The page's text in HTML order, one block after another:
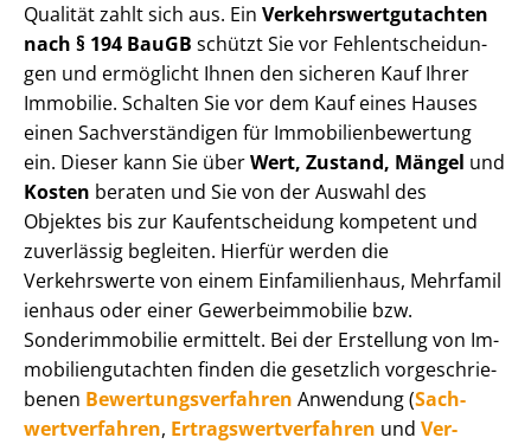
Qualität zahlt sich aus. Ein Ver­kehrs­wert­gut­ach­ten
nach § 194 BauGB schützt Sie vor Fehl­ent­schei­dun­
gen und ermöglicht Ihnen den sicheren Kauf Ihrer
Immobilie. Schalten Sie vor dem Kauf eines Hauses
einen Sach­ver­stän­di­gen für Im­mo­bi­li­en­be­wer­tung
ein. Dieser kann Sie überWert, Zustand, Mängel und
Kosten beraten und Sie von der Auswahl des
Objektes bis zur Kauf­ent­schei­dung kompetent und
zuverlässig begleiten. Hierfür werden die
Verkehrswerte von einem Einfamilienhaus, Mehr­fa­mi­l
i­en­haus oder einer Ge­wer­be­im­mo­bi­lie bzw.
Sonderimmobilie ermittelt. Bei der Erstellung von Im­
mo­bi­li­en­gut­ach­ten finden die gesetzlich vor­ge­schrie­
be­nen Be­wer­tungs­ver­fah­ren Anwendung (Sach­
wert­ver­fah­ren, Er­trags­wert­ver­fah­ren und Ver­